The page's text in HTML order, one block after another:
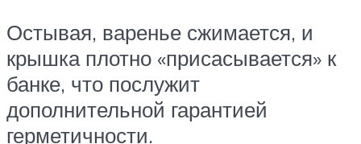
Остывая, варенье сжимается, и
крышка плотно «присасывается» к
банке, что послужит
дополнительной гарантией
герметичности.